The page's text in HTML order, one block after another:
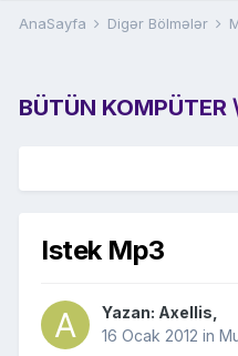
AnaSayfa Digər Bölmələr
BÜTÜN
Istek Mp3
Yazan: Axellis
16 Ocak 2012 in